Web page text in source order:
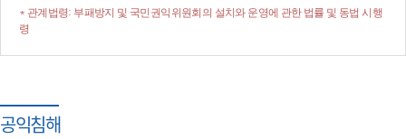
* 관계법령: 부패방지 및 국민권익위원회의 설치와 운영에 관한 법률 및 동법 시행
령
공익침해